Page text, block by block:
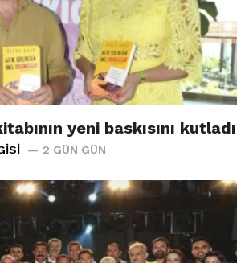
yeni baskısını kutladı
2 GÜN GÜN